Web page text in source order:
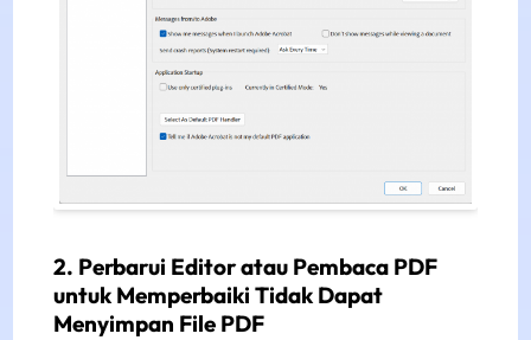
2. Perbarui Editor atau Pembaca PDF
untuk Memperbaiki Tidak Dapat
Menyimpan File PDF